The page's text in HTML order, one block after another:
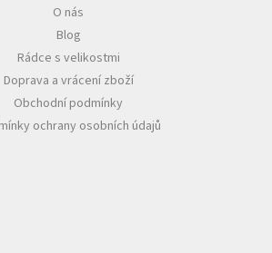
O nás
Blog
Rádce s velikostmi
Doprava a vrácení zboží
Obchodní podmínky
ochrany osobních údajů